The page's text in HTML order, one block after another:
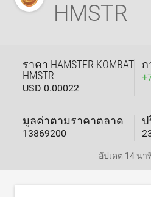
HMSTR
ราคา HAMSTER KOMBAT
HMSTR
USD 0.00022
ก
+
มูลค่าตามราคาตลาด
13869200
อัปเดต 14 นา